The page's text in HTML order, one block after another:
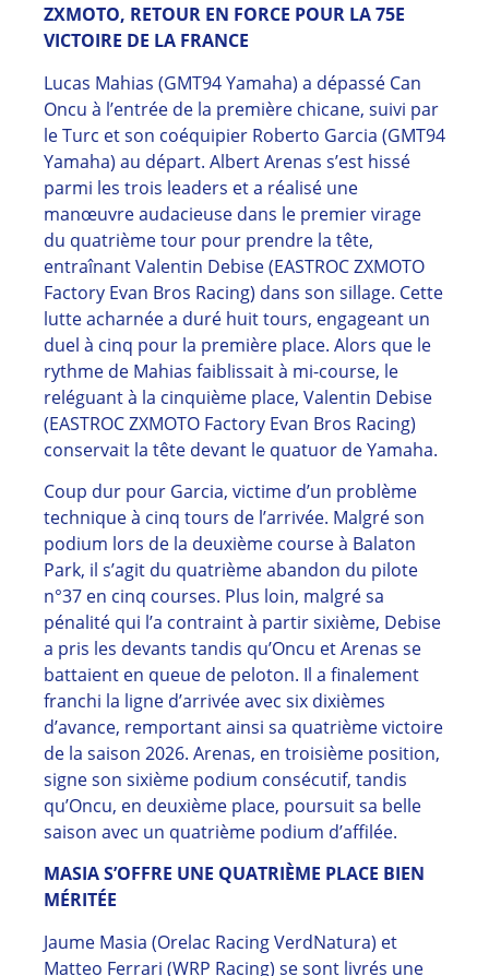
ZXMOTO, RETOUR EN FORCE POUR LA 75E
VICTOIRE DE LA FRANCE
Lucas Mahias (GMT94 Yamaha) a dépassé Can
Oncu à l’entrée de la première chicane, suivi par
le Turc et son coéquipier Roberto Garcia (GMT94
Yamaha) au départ. Albert Arenas s’est hissé
parmi les trois leaders et a réalisé une
manœuvre audacieuse dans le premier virage
du quatrième tour pour prendre la tête,
entraînant Valentin Debise (EASTROC ZXMOTO
Factory Evan Bros Racing) dans son sillage. Cette
lutte acharnée a duré huit tours, engageant un
duel à cinq pour la première place. Alors que le
rythme de Mahias faiblissait à mi-course, le
reléguant à la cinquième place, Valentin Debise
(EASTROC ZXMOTO Factory Evan Bros Racing)
conservait la tête devant le quatuor de Yamaha.
Coup dur pour Garcia, victime d’un problème
technique à cinq tours de l’arrivée. Malgré son
podium lors de la deuxième course à Balaton
Park, il s’agit du quatrième abandon du pilote
n°37 en cinq courses. Plus loin, malgré sa
pénalité qui l’a contraint à partir sixième, Debise
a pris les devants tandis qu’Oncu et Arenas se
battaient en queue de peloton. Il a finalement
franchi la ligne d’arrivée avec six dixièmes
d’avance, remportant ainsi sa quatrième victoire
de la saison 2026. Arenas, en troisième position,
signe son sixième podium consécutif, tandis
qu’Oncu, en deuxième place, poursuit sa belle
saison avec un quatrième podium d’affilée.
MASIA S’OFFRE UNE QUATRIÈME PLACE BIEN
MÉRITÉE
Jaume Masia (Orelac Racing VerdNatura) et
Matteo Ferrari (WRP Racing) se sont livrés une